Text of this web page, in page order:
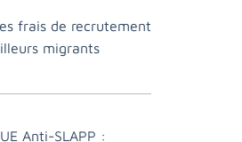
frais de recrutement
migrants
Anti-SLAPP :